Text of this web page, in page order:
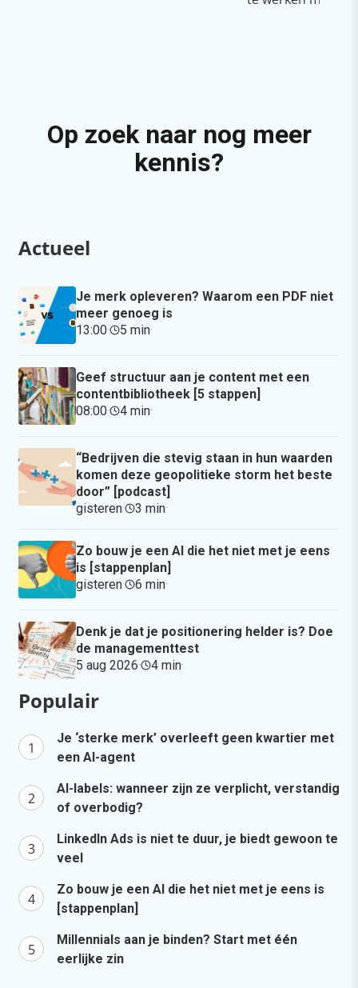
Op zoek naar nog meer
kennis?
Actueel
Je merk opleveren? Waarom een PDF niet
meer genoeg is
13:00· 5 min·
Geef structuur aan je content met een
contentbibliotheek [5 stappen]
08:00· 4 min·
“Bedrijven die stevig staan in hun waarden
komen deze geopolitieke storm het beste
door” [podcast]
gisteren· 3 min·
Zo bouw je een AI die het niet met je eens
is [stappenplan]
gisteren· 6 min·
Denk je dat je positionering helder is? Doe
de managementtest
5 aug 2026· 4 min·
Populair
Je ‘sterke merk’ overleeft geen kwartier met
een AI-agent
AI-labels: wanneer zijn ze verplicht, verstandig
of overbodig?
LinkedIn Ads is niet te duur, je biedt gewoon te
veel
Zo bouw je een AI die het niet met je eens is
[stappenplan]
Millennials aan je binden? Start met één
eerlijke zin